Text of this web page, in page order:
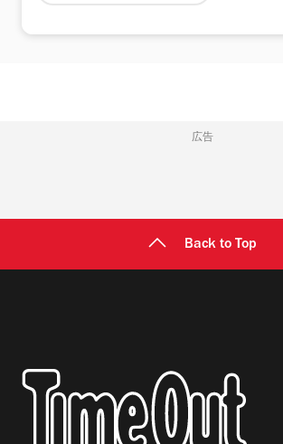
には変珍、コスプレ声ちゃん
時／料金は2,500円（浴衣・半
衣着用の場合は500円割引）
広告
Back to Top